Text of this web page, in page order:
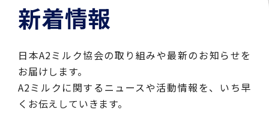
新着情報
日本A2ミルク協会の取り組みや最新のお知らせを
お届けします。
A2ミルクに関するニュースや活動情報を、いち早
くお伝えしていきます。